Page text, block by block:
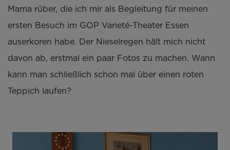
Mama rüber, die ich mir als Begleitung für meinen
ersten Besuch im GOP Varieté-Theater Essen
auserkoren habe. Der Nieselregen hält mich nicht
davon ab, erstmal ein paar Fotos zu machen. Wann
kann man schließlich schon mal über einen roten
Teppich laufen?